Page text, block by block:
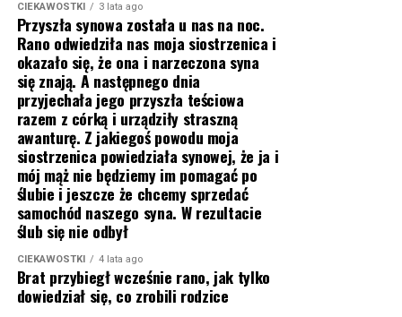
CIEKAWOSTKI 3 lata ago
Przyszła synowa została u nas na noc.
Rano odwiedziła nas moja siostrzenica i
okazało się, że ona i narzeczona syna
się znają. A następnego dnia
przyjechała jego przyszła teściowa
razem z córką i urządziły straszną
awanturę. Z jakiegoś powodu moja
siostrzenica powiedziała synowej, że ja i
mój mąż nie będziemy im pomagać po
ślubie i jeszcze że chcemy sprzedać
samochód naszego syna. W rezultacie
ślub się nie odbył
CIEKAWOSTKI 4 lata ago
Brat przybiegł wcześnie rano, jak tylko
dowiedział się, co zrobili rodzice